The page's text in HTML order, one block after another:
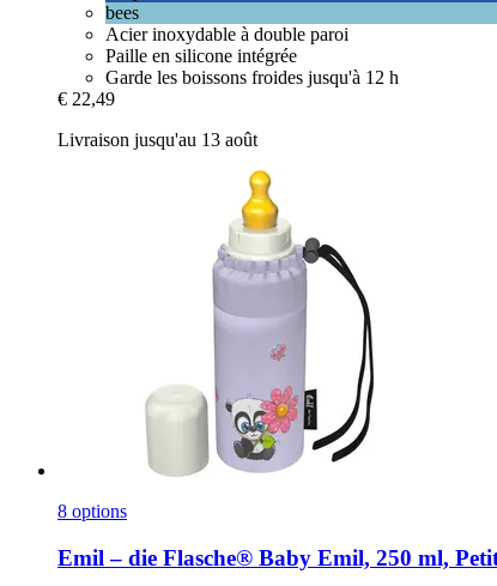
bees
Acier inoxydable à double paroi
Paille en silicone intégrée
Garde les boissons froides jusqu'à 12 h
€ 22,49
Livraison jusqu'au 13 août
8 options
Emil – die Flasche® Baby Emil, 250 ml,